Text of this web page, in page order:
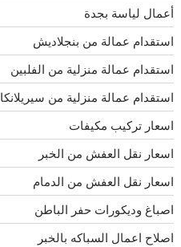
أعمال لياسة بجدة
استقدام عمالة من بنجلاديش
استقدام عمالة منزلية من الفلبين
استقدام عمالة منزلية من سيريلانكا
اسعار تركيب مكيفات
اسعار نقل العفش من الخبر
اسعار نقل العفش من الدمام
اصباغ وديكورات حفر الباطن
اصلاح اعمال السباكه بالخبر